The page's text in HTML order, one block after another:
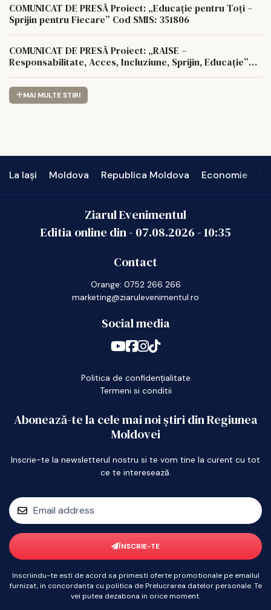
COMUNICAT DE PRESĂ Proiect: „Educație pentru Toți –
Sprijin pentru Fiecare” Cod SMIS: 351806
COMUNICAT DE PRESĂ Proiect: „RAISE –
Responsabilitate, Acces, Incluziune, Sprijin, Educație”
MAI MULTE STIRI
La Iași Moldova Republica Moldova Economie
Ziarul Evenimentul
Editia online din - 07.08.2026-10:35
Contact
Orange: 0752 266 266
marketing@ziarulevenimentul.ro
Social media
Politica de confidențialitate
Termeni si conditii
Abonează-te la cele mai noi știri din Regiunea
Moldovei
Inscrie-te la newsletterul nostru si te vom tine la curent cu tot
ce te interesează.
ÎNSCRIE-TE
Inscriindu-te esti de acord sa primesti oferte promotionale pe emailul
furnizat, in concordanta cu politica de Prelucrarea datelor personale. Te
vei putea dezabona in orice moment.